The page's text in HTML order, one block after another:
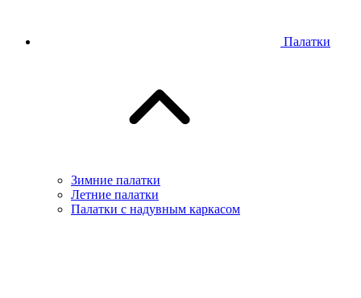
Палатки
Зимние палатки
Летние палатки
Палатки с надувным каркасом